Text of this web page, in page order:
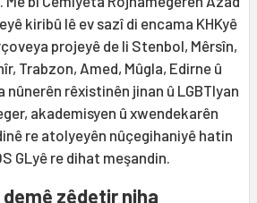
kiribû lê ev sazî di encama KHKyê
projeyê de li Stenbol, Mêrsîn,
Trabzon, Amed, Mûgla, Edirne û
nûnerên rêxistinên jinan û LGBTIyan
akademisyen û xwendekarên
re atolyeyên nûçegihaniyê hatin
GLyê re dihat meşandin.
zêdetir niha